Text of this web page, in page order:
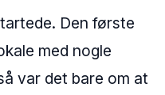
Den første
med nogle
var det bare om at